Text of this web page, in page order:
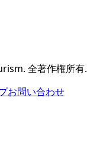
全著作権所有.
お問い合わせ